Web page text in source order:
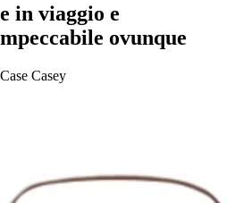
in viaggio e
ovunque
Casey